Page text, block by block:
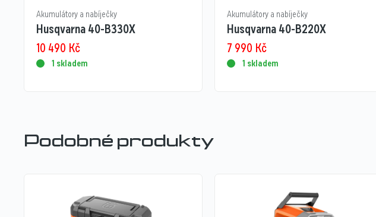
Akumulátory a nabíječky
Husqvarna 40-B330X
10 490 Kč
1 skladem
Akumulátory a nabíječky
Husqvarna 40-B220X
7 990 Kč
1 skladem
Podobné produkty